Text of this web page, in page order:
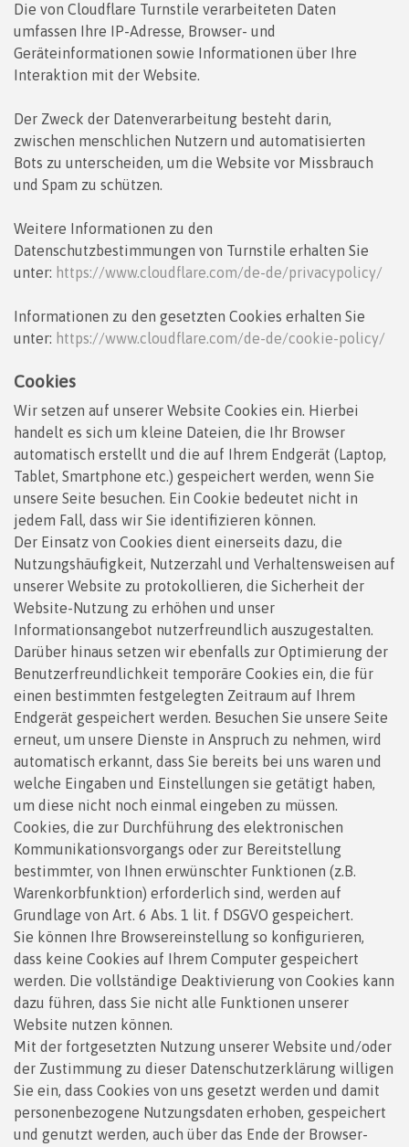
Die von Cloudflare Turnstile verarbeiteten Daten
umfassen Ihre IP-Adresse, Browser- und
Geräteinformationen sowie Informationen über Ihre
Interaktion mit der Website.
Der Zweck der Datenverarbeitung besteht darin,
zwischen menschlichen Nutzern und automatisierten
Bots zu unterscheiden, um die Website vor Missbrauch
und Spam zu schützen.
Weitere Informationen zu den
Datenschutzbestimmungen von Turnstile erhalten Sie
unter: https://www.cloudflare.com/de-de/privacypolicy/
Informationen zu den gesetzten Cookies erhalten Sie
unter: https://www.cloudflare.com/de-de/cookie-policy/
Cookies
Wir setzen auf unserer Website Cookies ein. Hierbei
handelt es sich um kleine Dateien, die Ihr Browser
automatisch erstellt und die auf Ihrem Endgerät (Laptop,
Tablet, Smartphone etc.) gespeichert werden, wenn Sie
unsere Seite besuchen. Ein Cookie bedeutet nicht in
jedem Fall, dass wir Sie identifizieren können.
Der Einsatz von Cookies dient einerseits dazu, die
Nutzungshäufigkeit, Nutzerzahl und Verhaltensweisen auf
unserer Website zu protokollieren, die Sicherheit der
Website-Nutzung zu erhöhen und unser
Informationsangebot nutzerfreundlich auszugestalten.
Darüber hinaus setzen wir ebenfalls zur Optimierung der
Benutzerfreundlichkeit temporäre Cookies ein, die für
einen bestimmten festgelegten Zeitraum auf Ihrem
Endgerät gespeichert werden. Besuchen Sie unsere Seite
erneut, um unsere Dienste in Anspruch zu nehmen, wird
automatisch erkannt, dass Sie bereits bei uns waren und
welche Eingaben und Einstellungen sie getätigt haben,
um diese nicht noch einmal eingeben zu müssen.
Cookies, die zur Durchführung des elektronischen
Kommunikationsvorgangs oder zur Bereitstellung
bestimmter, von Ihnen erwünschter Funktionen (z.B.
Warenkorbfunktion) erforderlich sind, werden auf
Grundlage von Art. 6 Abs. 1 lit. f DSGVO gespeichert.
Sie können Ihre Browsereinstellung so konfigurieren,
dass keine Cookies auf Ihrem Computer gespeichert
werden. Die vollständige Deaktivierung von Cookies kann
dazu führen, dass Sie nicht alle Funktionen unserer
Website nutzen können.
Mit der fortgesetzten Nutzung unserer Website und/oder
der Zustimmung zu dieser Datenschutzerklärung willigen
Sie ein, dass Cookies von uns gesetzt werden und damit
personenbezogene Nutzungsdaten erhoben, gespeichert
und genutzt werden, auch über das Ende der Browser-